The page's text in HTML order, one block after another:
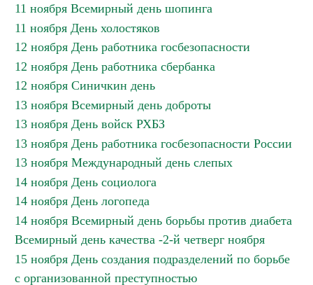
11 ноября Всемирный день шопинга
11 ноября День холостяков
12 ноября День работника госбезопасности
12 ноября День работника сбербанка
12 ноября Синичкин день
13 ноября Всемирный день доброты
13 ноября День войск РХБЗ
13 ноября День работника госбезопасности России
13 ноября Международный день слепых
14 ноября День социолога
14 ноября День логопеда
14 ноября Всемирный день борьбы против диабета
Всемирный день качества -2-й четверг ноября
15 ноября День создания подразделений по борьбе
с организованной преступностью